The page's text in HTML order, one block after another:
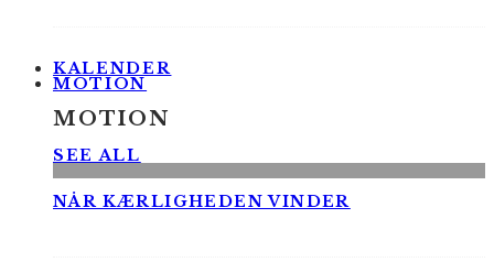
KALENDER
MOTION
MOTION
SEE ALL
NÅR KÆRLIGHEDEN VINDER